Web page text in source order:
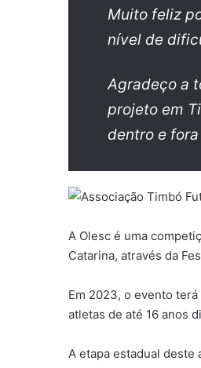
Muito feliz
nível de
Agradeço a
projeto em
dentro e
A Olesc é uma
Catarina, através da
Em 2023, o evento
atletas de até 16 anos
A etapa estadual deste